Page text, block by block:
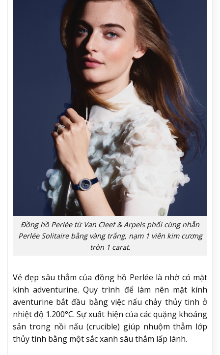
Đồng hồ Perlée từ Van Cleef & Arpels phối cùng nhẫn
Perlée Solitaire bằng vàng trắng, nạm 1 viên kim cương
tròn 1 carat.
Vẻ đẹp sâu thẳm của đồng hồ Perlée là nhờ có mặt
kính adventurine. Quy trình để làm nên mặt kính
aventurine bắt đầu bằng việc nấu chảy thủy tinh ở
nhiệt độ 1.200°C. Sự xuất hiện của các quặng khoáng
sản trong nồi nấu (crucible) giúp nhuộm thẫm lớp
thủy tinh bằng một sắc xanh sâu thẳm lấp lánh.